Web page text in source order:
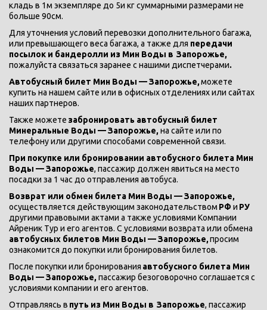
кладь в 1м экземпляре до 5и кг суммарными размерами не
больше 90см.
Для уточнения условий перевозки дополнительного багажа,
или превышающего веса багажа, а также для передачи
посылок и бандеролли из Мин Воды в Запорожье,
пожалуйста связаться заранее с нашими диспетчерами.
Автобусный билет Мин Воды — Запорожье, можете
купить на нашем сайте или в офисных отделениях или сайтах
наших партнеров.
Также можете забронировать автобусный билет
Минеральные Воды — Запорожье, на сайте или по
телефону или другими способами современной связи.
При покупке или бронировании автобусного билета Мин
Воды — Запорожье, пассажир должен явиться на место
посадки за 1 час до отправления автобуса.
Возврат или обмен билета Мин Воды — Запорожье,
осуществляется действующим законодательством РФ и
другими правовыми актами а также условиями Компании
автобусных билетов Мин Воды — Запорожье, просим
ознакомится до покупки или бронирования билетов.
После покупки или бронирования автобусного билета Мин
Воды — Запорожье, пассажир безоговорочно соглашается с
условиями компании и его агентов.
Отправляясь в путь из Мин Воды в Запорожье, пассажир